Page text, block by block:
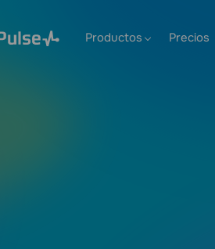
Productos Precios